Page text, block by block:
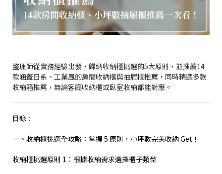
整理師從實務經驗出發，歸納收納櫃挑選的5大原則，並推薦14
款涵蓋日系、工業風的房間收納櫃與抽屜櫃推薦，同時精選多款
收納箱推薦，無論客廳收納櫃或臥室收納都能對應。
目錄：
一、收納櫃挑選全攻略：掌握 5 原則，小坪數完美收納 Get！
收納櫃挑選原則 1：根據收納需求選擇櫃子類型